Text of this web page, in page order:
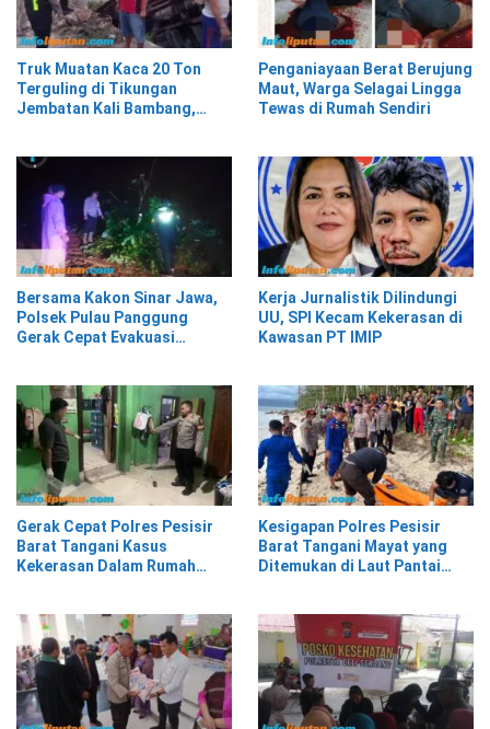
Truk Muatan Kaca 20 Ton
Terguling di Tikungan
Jembatan Kali Bambang,
Penganiayaan Berat Berujung
Maut, Warga Selagai Lingga
Tewas di Rumah Sendiri
Bersama Kakon Sinar Jawa,
Polsek Pulau Panggung
Gerak Cepat Evakuasi
Kerja Jurnalistik Dilindungi
UU, SPI Kecam Kekerasan di
Kawasan PT IMIP
Gerak Cepat Polres Pesisir
Barat Tangani Kasus
Kekerasan Dalam Rumah
Kesigapan Polres Pesisir
Barat Tangani Mayat yang
Ditemukan di Laut Pantai